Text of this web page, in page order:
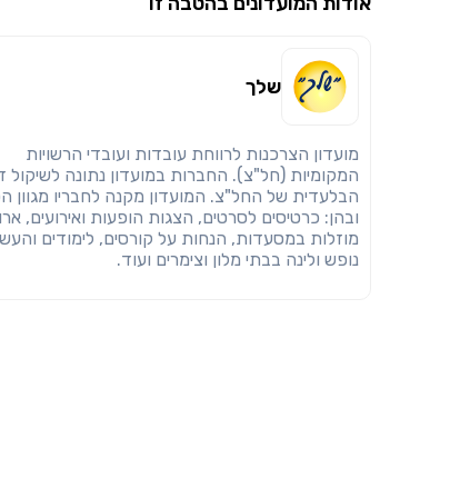
שלך
מועדון הצרכנות לרווחת עובדות ועובדי הרשויות
המקומיות (חל"צ). החברות במועדון נתונה
הבלעדית של החל"צ. המועדון מקנה לחבריו מגוון
ובהן: כרטיסים לסרטים, הצגות הופעות ואירועים,
מוזלות במסעדות, הנחות על קורסים, לימודים
נופש ולינה בבתי מלון וצימרים ועוד.